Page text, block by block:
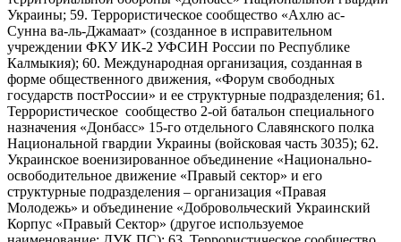
Украины; 59. Террористическое сообщество «Ахлю ас-
Сунна ва-ль-Джамаат» (созданное в исправительном
учреждении ФКУ ИК-2 УФСИН России по Республике
Калмыкия); 60. Международная организация, созданная в
форме общественного движения, «Форум свободных
государств постРоссии» и ее структурные подразделения; 61.
Террористическое сообщество 2-ой батальон специального
назначения «Донбасс» 15-го отдельного Славянского полка
Национальной гвардии Украины (войсковая часть 3035); 62.
Украинское военизированное объединение «Национально-
освободительное движение «Правый сектор» и его
структурные подразделения – организация «Правая
Молодежь» и объединение «Добровольческий Украинский
Корпус «Правый Сектор» (другое используемое